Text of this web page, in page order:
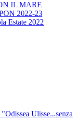
IL MARE
2022-23
Estate 2022
Ulisse...senza